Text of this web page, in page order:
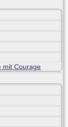
mit Courage